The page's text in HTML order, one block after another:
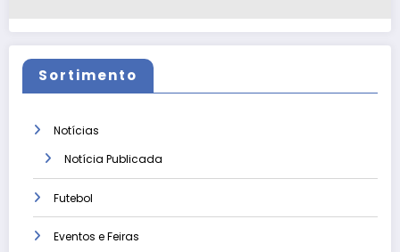
Sortimento
Notícias
Notícia Publicada
Futebol
Eventos e Feiras